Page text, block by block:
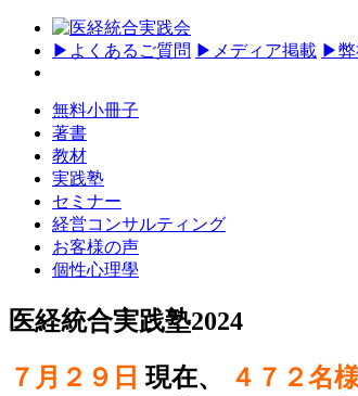
▶ よくあるご質問 ▶ メディア掲載 ▶
無料小冊子
著書
教材
実践塾
セミナー
経営コンサルティング
お客様の声
個性心理學
医経統合実践塾2024
７月２９日現在、 ４７２名